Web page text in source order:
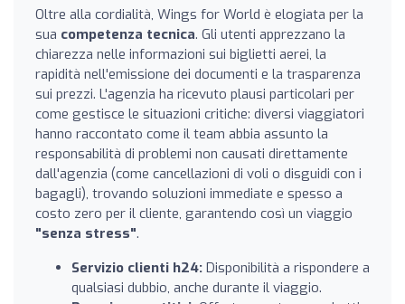
Oltre alla cordialità, Wings for World è elogiata per la
sua competenza tecnica. Gli utenti apprezzano la
chiarezza nelle informazioni sui biglietti aerei, la
rapidità nell'emissione dei documenti e la trasparenza
sui prezzi. L'agenzia ha ricevuto plausi particolari per
come gestisce le situazioni critiche: diversi viaggiatori
hanno raccontato come il team abbia assunto la
responsabilità di problemi non causati direttamente
dall'agenzia (come cancellazioni di voli o disguidi con i
bagagli), trovando soluzioni immediate e spesso a
costo zero per il cliente, garantendo così un viaggio
"senza stress".
Servizio clienti h24: Disponibilità a rispondere a
qualsiasi dubbio, anche durante il viaggio.